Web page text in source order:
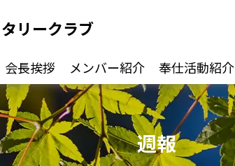
リークラブ
会長挨拶 メンバー紹介 奉仕活動紹介
週報